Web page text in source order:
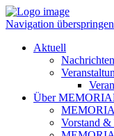
Navigation überspringen
Aktuell
Nachrichten
Über
Vorstand &